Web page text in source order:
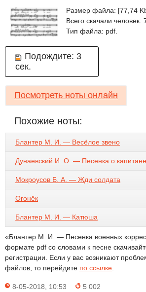
Размер файла: [77,74
Всего скачали человек:
Тип файла: pdf.
Подождите: 3
сек.
Посмотреть ноты онлайн
Похожие ноты:
Блантер М. И. — Весёлое звено
Дунаевский И. О. — Песенка о капитане
Мокроусов Б. А. — Жди солдата
Огонёк
Блантер М. И. — Катюша
«Блантер М. И. — Песенка военных
формате pdf со словами к песне
регистрации. Если у вас возникают
файлов, то перейдите по ссылке
8-05-2018, 10:53
5 002